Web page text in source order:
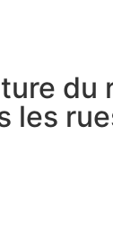
du
les